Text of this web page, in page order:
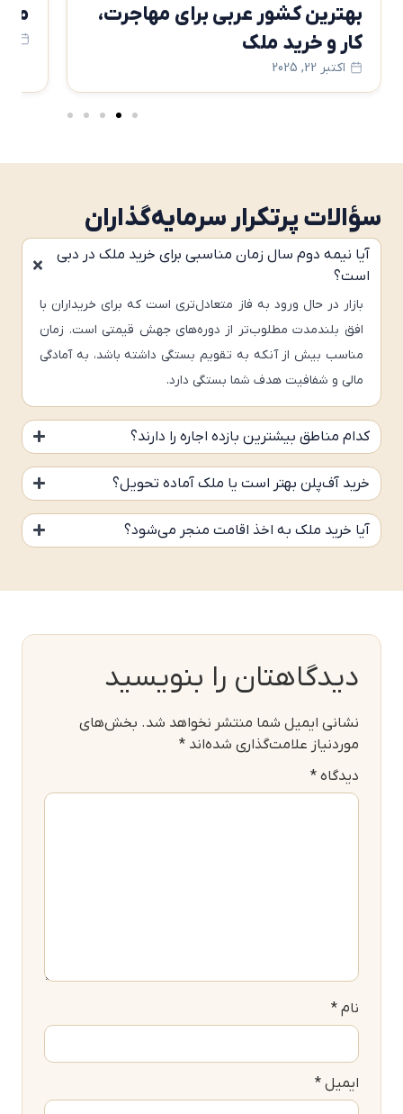
بهترین کشور عربی برای مهاجرت،
کار و خرید ملک
اکتبر 22, 2025
سپتامبر
سؤالات پرتکرار سرمایه‌گذاران
آیا نیمه دوم سال زمان مناسبی برای خرید ملک در دبی
است؟
بازار در حال ورود به فاز متعادل‌تری است که برای خریداران با
افق بلندمدت مطلوب‌تر از دوره‌های جهش قیمتی است. زمان
مناسب بیش از آنکه به تقویم بستگی داشته باشد، به آمادگی
مالی و شفافیت هدف شما بستگی دارد.
کدام مناطق بیشترین بازده اجاره را دارند؟
خرید آف‌پلن بهتر است یا ملک آماده تحویل؟
آیا خرید ملک به اخذ اقامت منجر می‌شود؟
دیدگاهتان را بنویسید
نشانی ایمیل شما منتشر نخواهد شد. بخش‌های
موردنیاز علامت‌گذاری شده‌اند*
دیدگاه*
نام*
ایمیل*